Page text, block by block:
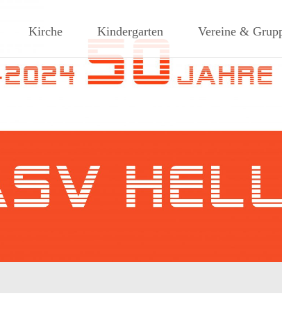
Dorf am Rande des
Kirche Kindergarten Vereine &